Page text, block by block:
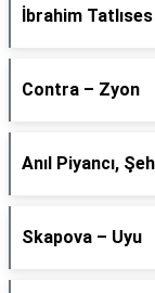
İbrahim
Contra – Zyon
Anıl Piyancı,
Skapova – Uyu